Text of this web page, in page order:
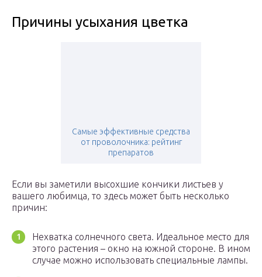
Причины усыхания цветка
Самые эффективные средства
от проволочника: рейтинг
препаратов
Если вы заметили высохшие кончики листьев у
вашего любимца, то здесь может быть несколько
причин:
Нехватка солнечного света. Идеальное место для
этого растения – окно на южной стороне. В ином
случае можно использовать специальные лампы.